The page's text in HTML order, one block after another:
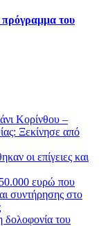
του
Κορίνθου –
Ξεκίνησε από
οι επίγειες και
ευρώ που
συντήρησης στο
δολοφονία του